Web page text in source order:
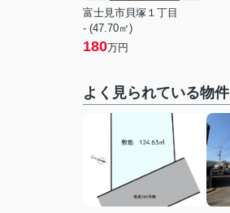
富士見市貝塚１丁目
- (47.70㎡)
180万円
よく見られている物件